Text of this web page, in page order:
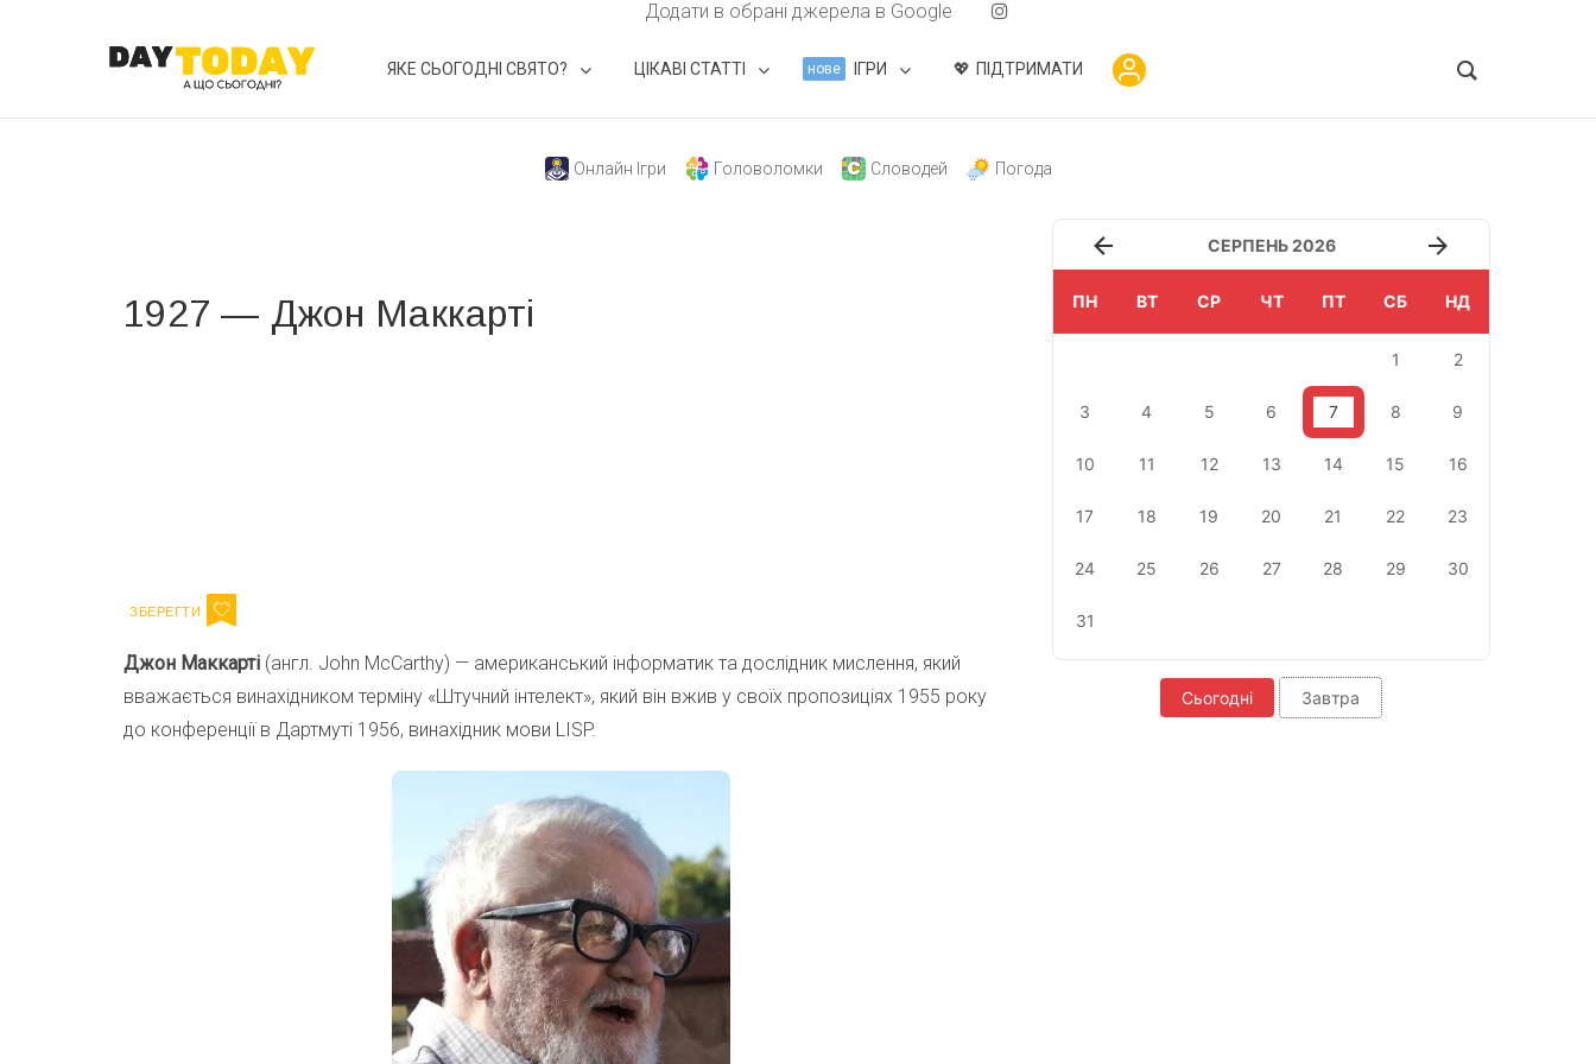
Додати в обрані джерела в Google
ЯКЕ СЬОГОДНІ СВЯТО? ЦІКАВІ СТАТТІ нове ІГРИ ПІДТРИМАТИ
Онлайн Ігри Головоломки Словодей Погода
1927 — Джон Маккарті
Джон Маккарті (англ. John McCarthy) — американський інформатик та дослідник мислення, який
вважається винахідником терміну «Штучний інтелект», який він вжив у своїх пропозиціях 1955 року
до конференції в Дартмуті 1956, винахідник мови LISP.
СЕРПЕНЬ 2026
ПН ВТ СР ЧТ ПТ СБ НД
1 2
3 4 5 6 7 8 9
10 11 12 13 14 15 16
17 18 19 20 21 22 23
24 25 26 27 28 29 30
31
Сьогодні Завтра